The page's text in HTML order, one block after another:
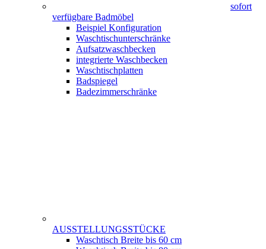
sofort
verfügbare Badmöbel
Beispiel Konfiguration
Waschtischunterschränke
Aufsatzwaschbecken
integrierte Waschbecken
Waschtischplatten
Badspiegel
Badezimmerschränke
AUSSTELLUNGSSTÜCKE
Waschtisch Breite bis 60 cm